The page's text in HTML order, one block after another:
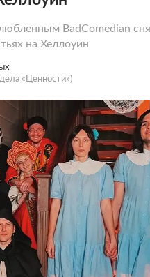
BadComedian
на Хеллоуин
«Ценности»)